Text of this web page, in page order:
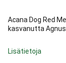
Acana Dog Red
kasvanutta
Lisätietoja